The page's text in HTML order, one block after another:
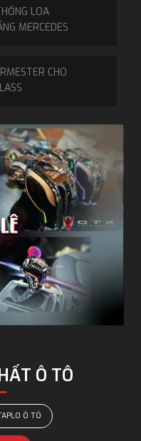
LOA
MERCEDES
CHO
Ô TÔ
Ô TÔ